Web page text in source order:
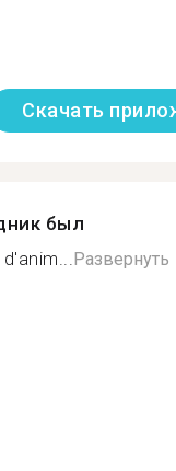
Скачать
был
Развернуть